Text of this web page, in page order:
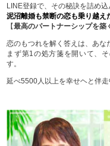
LINE登録で、その秘訣を詰め込
泥沼離婚も禁断の恋も乗り越え
【最高のパートナーシップを築
恋のもつれを解く答えは、あな
まず第1の処方箋を開いて、
す。
延べ5500人以上を幸せヘと伴走